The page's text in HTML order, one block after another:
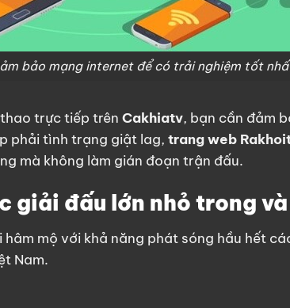
bảo mạng internet để có trải nghiệm tốt
trực tiếp trên Cakhiatv, bạn cần đảm
phải tình trạng giật lag, trang web
mà không làm gián đoạn trận đấu.
giải đấu lớn nhỏ trong
mộ với khả năng phát sóng hầu hết
Nam.